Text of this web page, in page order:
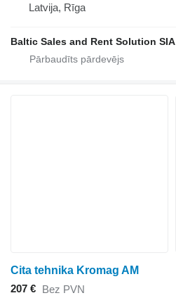
Latvija, Rīga
Baltic Sales and Rent Solution SIA
Cita tehnika Kromag AM
207 € Bez PVN